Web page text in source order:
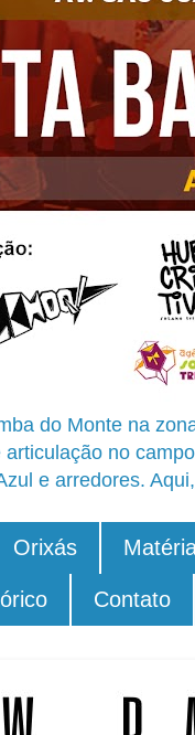
do Monte na
no
e arredores.
Orixás
Contato